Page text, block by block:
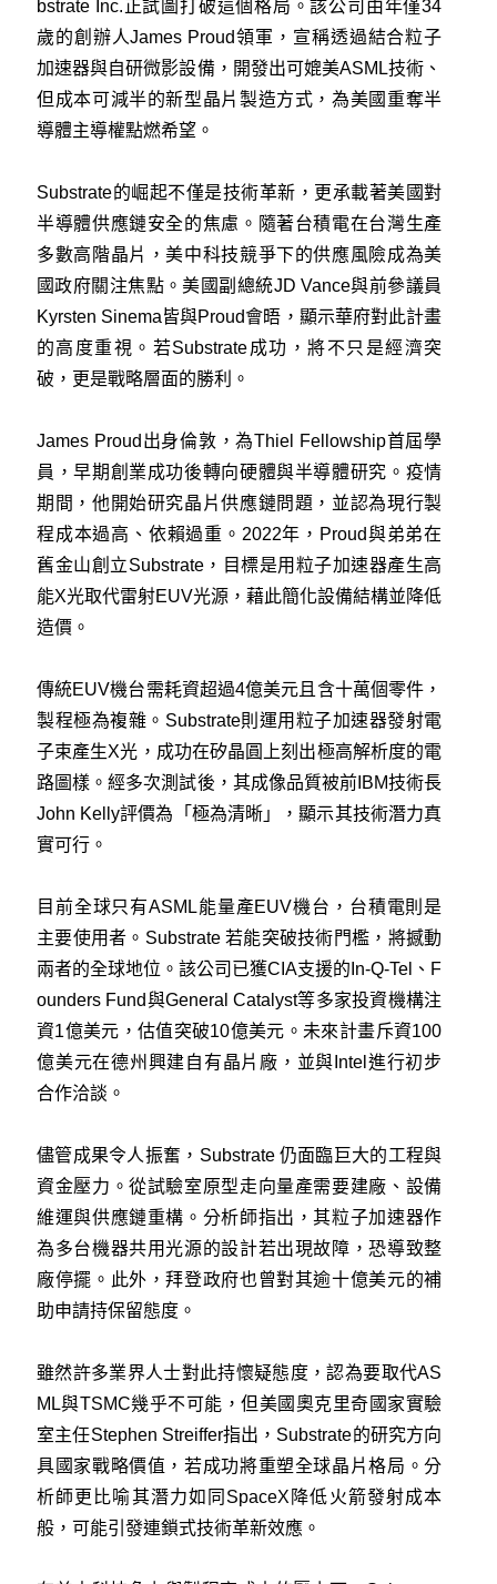
bstrate Inc.正試圖打破這個格局。該公司由年僅34
歲的創辦人James Proud領軍，宣稱透過結合粒子
加速器與自研微影設備，開發出可媲美ASML技術、
但成本可減半的新型晶片製造方式，為美國重奪半
導體主導權點燃希望。
Substrate的崛起不僅是技術革新，更承載著美國對
半導體供應鏈安全的焦慮。隨著台積電在台灣生產
多數高階晶片，美中科技競爭下的供應風險成為美
國政府關注焦點。美國副總統JD Vance與前參議員
Kyrsten Sinema皆與Proud會晤，顯示華府對此計畫
的高度重視。若Substrate成功，將不只是經濟突
破，更是戰略層面的勝利。
James Proud出身倫敦，為Thiel Fellowship首屆學
員，早期創業成功後轉向硬體與半導體研究。疫情
期間，他開始研究晶片供應鏈問題，並認為現行製
程成本過高、依賴過重。2022年，Proud與弟弟在
舊金山創立Substrate，目標是用粒子加速器產生高
能X光取代雷射EUV光源，藉此簡化設備結構並降低
造價。
傳統EUV機台需耗資超過4億美元且含十萬個零件，
製程極為複雜。Substrate則運用粒子加速器發射電
子束產生X光，成功在矽晶圓上刻出極高解析度的電
路圖樣。經多次測試後，其成像品質被前IBM技術長
John Kelly評價為「極為清晰」，顯示其技術潛力真
實可行。
目前全球只有ASML能量產EUV機台，台積電則是
主要使用者。Substrate 若能突破技術門檻，將撼動
兩者的全球地位。該公司已獲CIA支援的In-Q-Tel、F
ounders Fund與General Catalyst等多家投資機構注
資1億美元，估值突破10億美元。未來計畫斥資100
億美元在德州興建自有晶片廠，並與Intel進行初步
合作洽談。
儘管成果令人振奮，Substrate 仍面臨巨大的工程與
資金壓力。從試驗室原型走向量產需要建廠、設備
維運與供應鏈重構。分析師指出，其粒子加速器作
為多台機器共用光源的設計若出現故障，恐導致整
廠停擺。此外，拜登政府也曾對其逾十億美元的補
助申請持保留態度。
雖然許多業界人士對此持懷疑態度，認為要取代AS
ML與TSMC幾乎不可能，但美國奧克里奇國家實驗
室主任Stephen Streiffer指出，Substrate的研究方向
具國家戰略價值，若成功將重塑全球晶片格局。分
析師更比喻其潛力如同SpaceX降低火箭發射成本
般，可能引發連鎖式技術革新效應。